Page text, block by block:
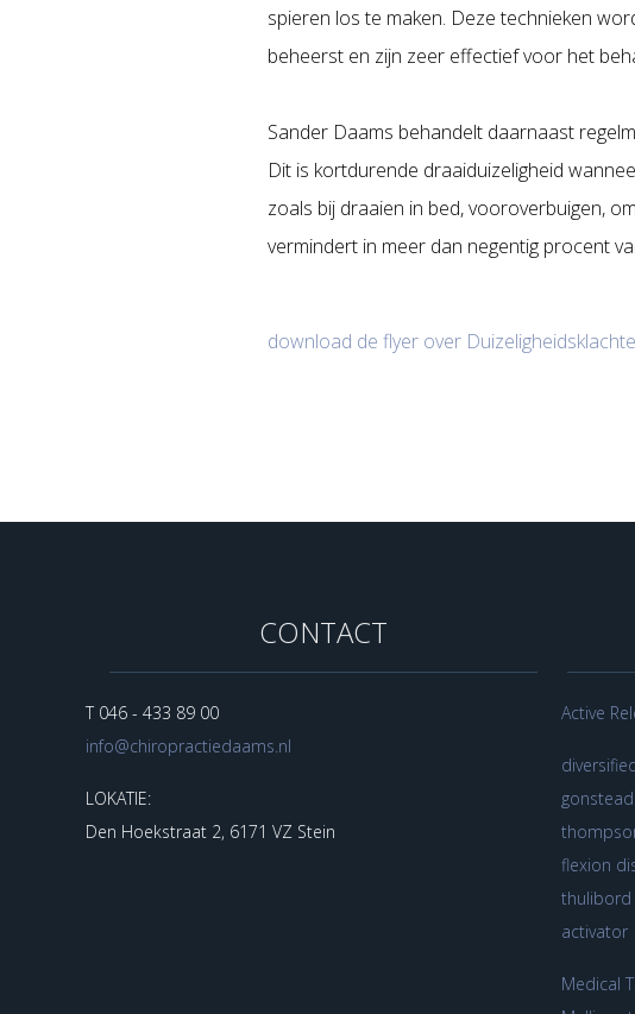
spieren los te maken. Deze technieken
beheerst en zijn zeer effectief voor het
Sander Daams behandelt daarnaast
Dit is kortdurende draaiduizeligheid
zoals bij draaien in bed, vooroverbuigen,
vermindert in meer dan negentig procent
download de flyer over
CONTACT
T 046 - 433 89 00
info@chiropractiedaams.nl
LOKATIE:
Den Hoekstraat 2, 6171 VZ Stein
Active
gonstead
flexion
thulibord
activator
Medical